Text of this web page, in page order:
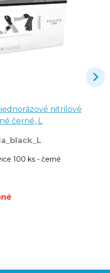
nitrilové
černé, L
100 ks - černé